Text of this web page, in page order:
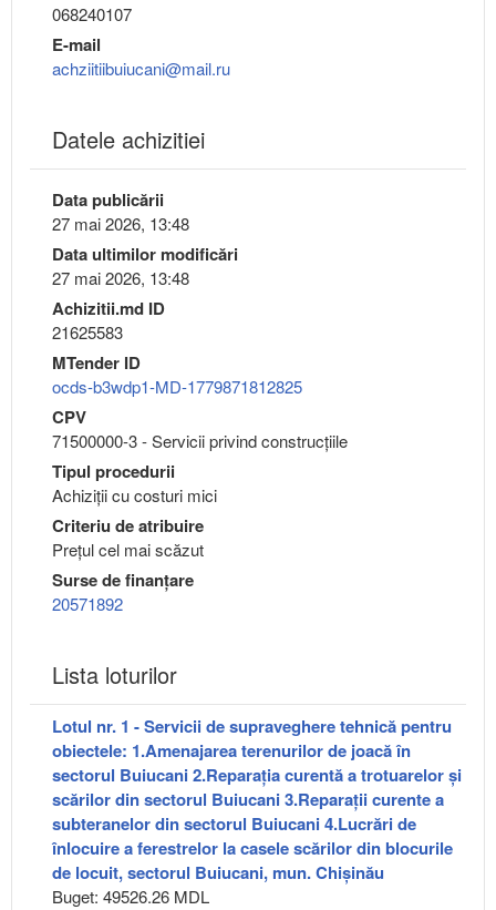
068240107
E-mail
achziitiibuiucani@mail.ru
Datele achizitiei
Data publicării
27 mai 2026, 13:48
Data ultimilor modificări
27 mai 2026, 13:48
Achizitii.md ID
21625583
MTender ID
ocds-b3wdp1-MD-1779871812825
CPV
71500000-3 - Servicii privind construcţiile
Tipul procedurii
Achiziții cu costuri mici
Criteriu de atribuire
Preţul cel mai scăzut
Surse de finanțare
20571892
Lista loturilor
Lotul nr. 1 - Servicii de supraveghere tehnică pentru
obiectele: 1.Amenajarea terenurilor de joacă în
sectorul Buiucani 2.Reparația curentă a trotuarelor și
scărilor din sectorul Buiucani 3.Reparații curente a
subteranelor din sectorul Buiucani 4.Lucrări de
înlocuire a ferestrelor la casele scărilor din blocurile
de locuit, sectorul Buiucani, mun. Chișinău
Buget: 49526.26 MDL